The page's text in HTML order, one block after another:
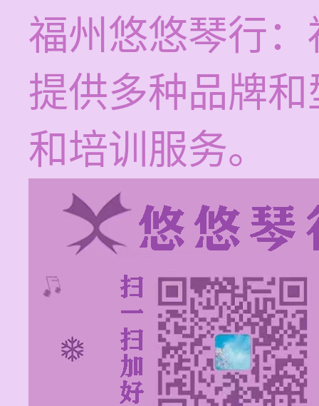
福州悠悠琴行
提供多种品牌
和培训服务。